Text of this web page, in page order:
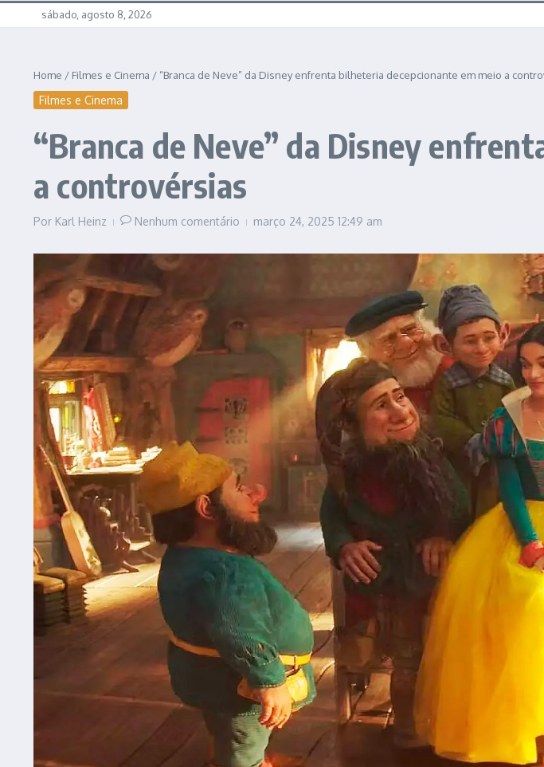
sábado, agosto 8, 2026
Home / Filmes e Cinema / “Branca de Neve” da Disney enfrenta bilheteria decepcionante em meio a
Filmes e Cinema
“Branca de Neve” da Disney
a controvérsias
Por Karl Heinz Nenhum comentário março 24, 2025 12:49 am